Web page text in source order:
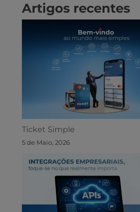
Artigos recentes
Ticket Simple
5 de Maio, 2026